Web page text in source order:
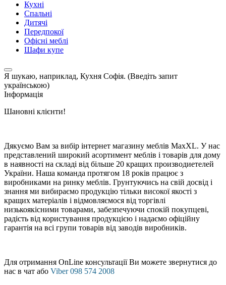
Кухні
Спальні
Дитячі
Передпокої
Офісні меблі
Шафи купе
Я шукаю, наприклад, Кухня Софія. (Введіть запит
українською)
Інформація
Шановні клієнти!
Дякуємо Вам за вибір інтернет магазину меблів MaxXL. У нас
представлений широкий асортимент меблів і товарів для дому
в наявності на складі від більше 20 кращих производиетелей
України. Наша команда протягом 18 років працює з
виробниками на ринку меблів. Грунтуючись на свій досвід і
знання ми вибираємо продукцію тільки високої якості з
кращих матеріалів і відмовляємося від торгівлі
низькоякісними товарами, забезпечуючи спокій покупцеві,
радість від користування продукцією і надаємо офіційну
гарантія на всі групи товарів від заводів виробників.
Для отримання OnLine консультації Ви можете звернутися до
нас в чат або Viber 098 574 2008